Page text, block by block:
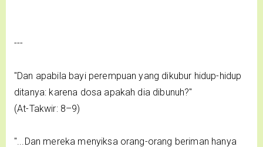
---
"Dan apabila bayi perempuan yang dikubur hidup-hidup
ditanya: karena dosa apakah dia dibunuh?"
(At-Takwir: 8–9)
"...Dan mereka menyiksa orang-orang beriman hanya